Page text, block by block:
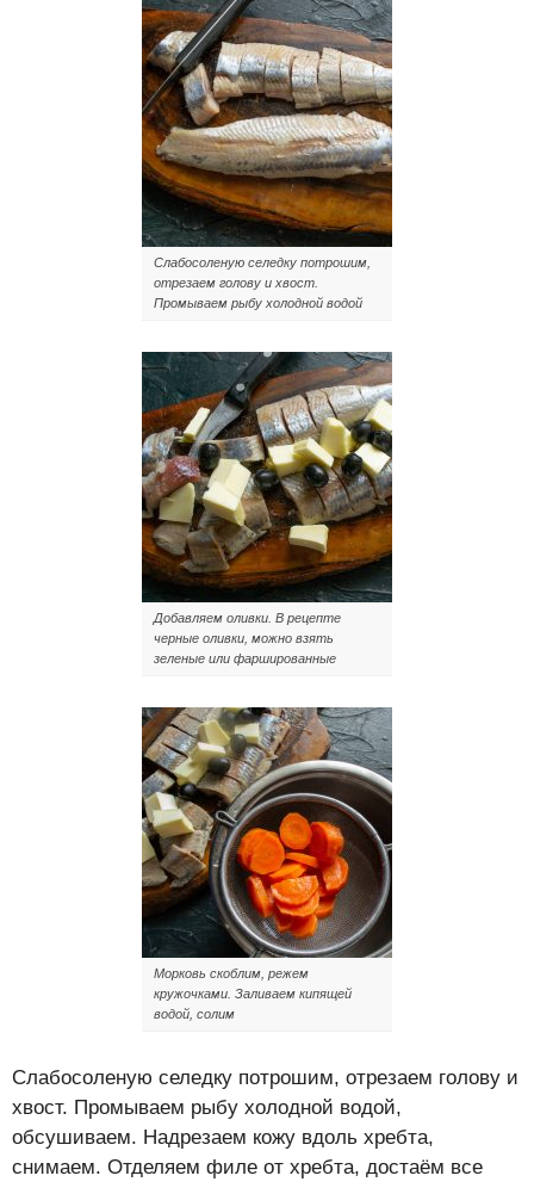
Слабосоленую селедку потрошим,
отрезаем голову и хвост.
Промываем рыбу холодной водой
Добавляем оливки. В рецепте
черные оливки, можно взять
зеленые или фаршированные
Морковь скоблим, режем
кружочками. Заливаем кипящей
водой, солим
Слабосоленую селедку потрошим, отрезаем голову и
хвост. Промываем рыбу холодной водой,
обсушиваем. Надрезаем кожу вдоль хребта,
снимаем. Отделяем филе от хребта, достаём все